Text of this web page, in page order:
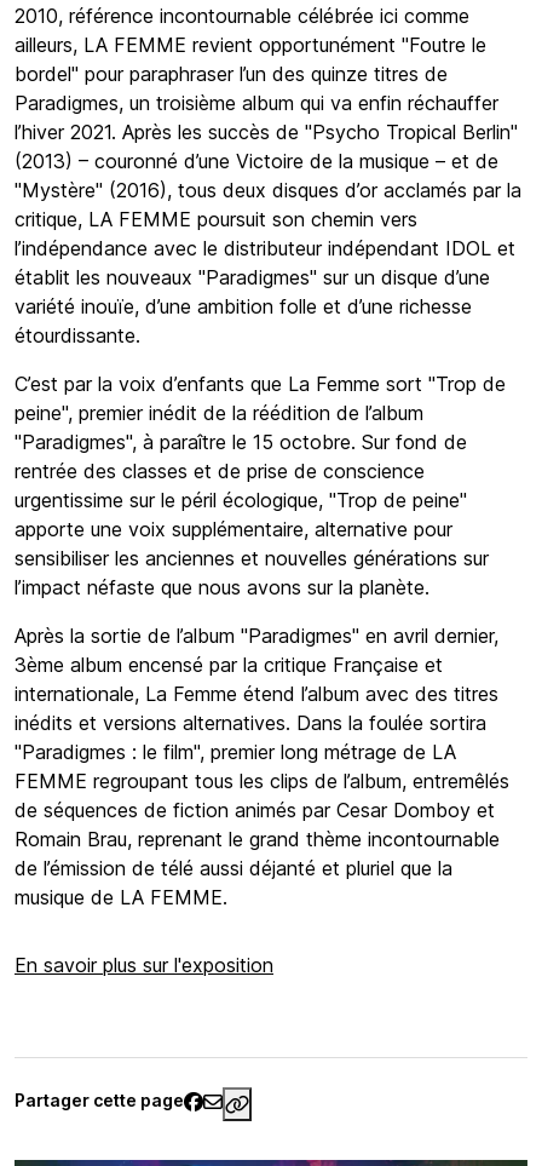
2010, référence incontournable célébrée ici comme
ailleurs, LA FEMME revient opportunément "Foutre le
bordel" pour paraphraser l’un des quinze titres de
Paradigmes, un troisième album qui va enfin réchauffer
l’hiver 2021. Après les succès de "Psycho Tropical Berlin"
(2013) – couronné d’une Victoire de la musique – et de
"Mystère" (2016), tous deux disques d’or acclamés par la
critique, LA FEMME poursuit son chemin vers
l’indépendance avec le distributeur indépendant IDOL et
établit les nouveaux "Paradigmes" sur un disque d’une
variété inouïe, d’une ambition folle et d’une richesse
étourdissante.
C’est par la voix d’enfants que La Femme sort "Trop de
peine", premier inédit de la réédition de l’album
"Paradigmes", à paraître le 15 octobre. Sur fond de
rentrée des classes et de prise de conscience
urgentissime sur le péril écologique, "Trop de peine"
apporte une voix supplémentaire, alternative pour
sensibiliser les anciennes et nouvelles générations sur
l’impact néfaste que nous avons sur la planète.
Après la sortie de l’album "Paradigmes" en avril dernier,
3ème album encensé par la critique Française et
internationale, La Femme étend l’album avec des titres
inédits et versions alternatives. Dans la foulée sortira
"Paradigmes : le film", premier long métrage de LA
FEMME regroupant tous les clips de l’album, entremêlés
de séquences de fiction animés par Cesar Domboy et
Romain Brau, reprenant le grand thème incontournable
de l’émission de télé aussi déjanté et pluriel que la
musique de LA FEMME.
En savoir plus sur l'exposition
Partager cette page https://